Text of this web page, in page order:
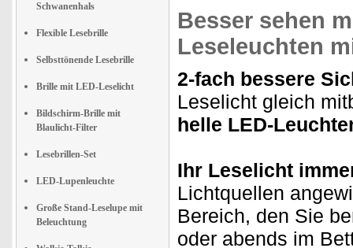
Schwanenhals
Flexible Lesebrille
Selbsttönende Lesebrille
Brille mit LED-Leselicht
Bildschirm-Brille mit
Blaulicht-Filter
Lesebrillen-Set
LED-Lupenleuchte
Große Stand-Leselupe mit
Beleuchtung
Besser sehen
Leseleuchten
2-fach bessere
Leselicht gleich
helle LED-
Ihr Leselicht
Lichtquellen
Bereich, den Sie
oder abends im